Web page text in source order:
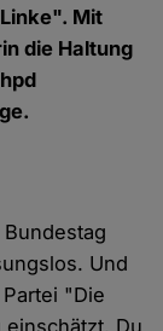
Mit
die Haltung
Und
"Die